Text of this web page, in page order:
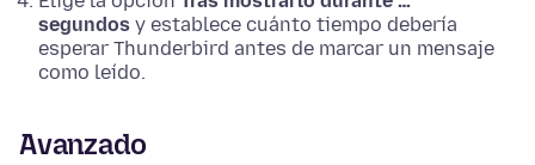
segundos y establece cuánto tiempo debería
esperar Thunderbird antes de marcar un mensaje
como leído.
Avanzado